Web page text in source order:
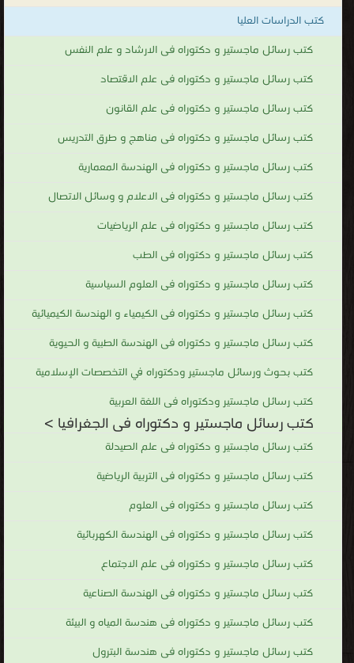
كتب الدراسات العليا
كتب رسائل ماجستير و دكتوراه فى الارشاد و علم النفس
كتب رسائل ماجستير و دكتوراه فى علم الاقتصاد
كتب رسائل ماجستير و دكتوراه فى علم القانون
كتب رسائل ماجستير و دكتوراه فى مناهج و طرق التدريس
كتب رسائل ماجستير و دكتوراه فى الهندسة المعمارية
كتب رسائل ماجستير و دكتوراه فى الاعلام و وسائل الاتصال
كتب رسائل ماجستير و دكتوراه فى علم الرياضيات
كتب رسائل ماجستير و دكتوراه فى الطب
كتب رسائل ماجستير و دكتوراه فى العلوم السياسية
كتب رسائل ماجستير و دكتوراه فى الكيمياء و الهندسة الكيميائية
كتب رسائل ماجستير و دكتوراه فى الهندسة الطبية و الحيوية
كتب بحوث ورسائل ماجستير ودكتوراه في التخصصات الإسلامية
كتب رسائل ماجستير ودكتوراه فى اللغة العربية
كتب رسائل ماجستير و دكتوراه فى الجغرافيا >
كتب رسائل ماجستير و دكتوراه فى علم الصيدلة
كتب رسائل ماجستير و دكتوراه فى التربية الرياضية
كتب رسائل ماجستير و دكتوراه فى العلوم
كتب رسائل ماجستير و دكتوراه فى الهندسة الكهربائية
كتب رسائل ماجستير و دكتوراه فى علم الاجتماع
كتب رسائل ماجستير و دكتوراه فى الهندسة الصناعية
كتب رسائل ماجستير و دكتوراه فى هندسة المياه و البيئة
كتب رسائل ماجستير و دكتوراه فى هندسة البترول